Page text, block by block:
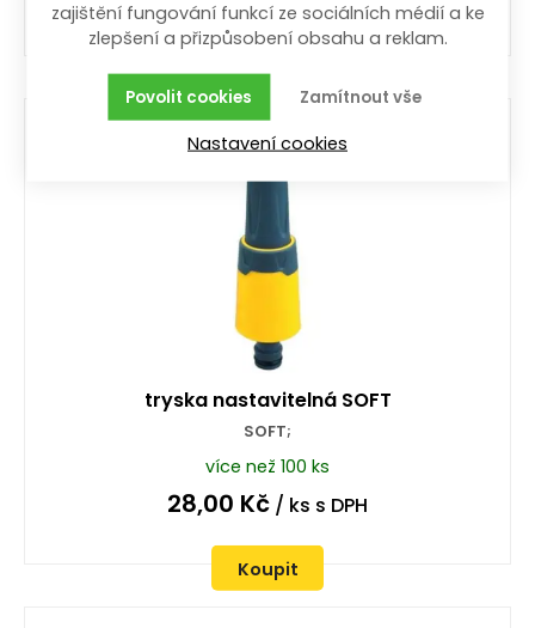
tryska nastavitelná SOFT
SOFT;
více než 100 ks
28,00 Kč / ks s DPH
Koupit
zajištění fungování funkcí ze sociálních médií a ke
zlepšení a přizpůsobení obsahu a reklam.
Zamítnout vše
Povolit cookies
Nastavení cookies